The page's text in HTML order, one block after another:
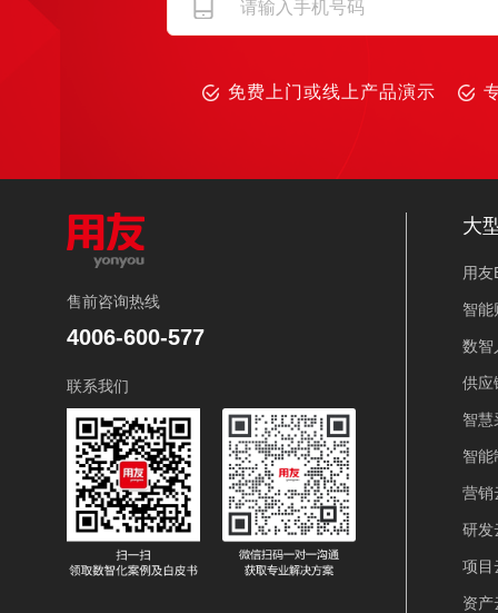
免费上门或线上产品演示
售前咨询热线
4006-600-577
联系我们
大
用友
智能
数智
供应
智慧
智能
营销
研发
项目
资产